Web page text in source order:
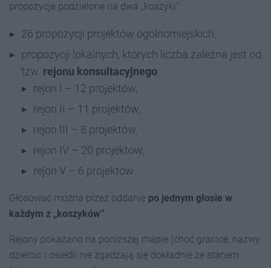
propozycje podzielone na dwa „koszyki”:
26 propozycji projektów ogólnomiejskich,
propozycji lokalnych, których liczba zależna jest od
tzw. rejonu konsultacyjnego:
rejon I – 12 projektów,
rejon II – 11 projektów,
rejon III – 8 projektów,
rejon IV – 20 projektów,
rejon V – 6 projektów.
Głosować można przez oddanie po jednym głosie w
każdym z „koszyków”.
Rejony pokazano na poniższej mapie (choć granice, nazwy
dzielnic i osiedli nie zgadzają się dokładnie ze stanem